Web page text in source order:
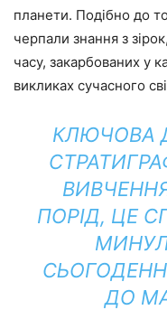
планети. Подібно до
черпали знання з
часу, закарбованих у
викликах сучасного
КЛЮЧОВА
ПОРІД, ЦЕ
ДО